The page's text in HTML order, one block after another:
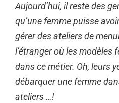
Aujourd’hui, il reste des
qu’une femme puisse
gérer des ateliers de
l’étranger où les modèles
dans ce métier. Oh, leurs
débarquer une femme
ateliers …!